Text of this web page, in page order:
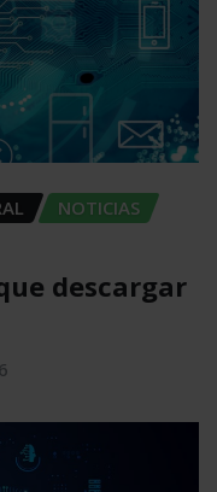
NOTICIAS
descargar